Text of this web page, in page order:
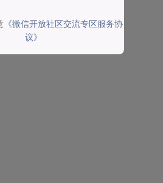
《微信开放社区交流专区服务协
议》